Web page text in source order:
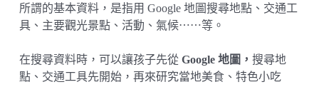
所謂的基本資料，是指用 Google 地圖搜尋地點、交通工
具、主要觀光景點、活動、氣候⋯⋯等。
在搜尋資料時，可以讓孩子先從 Google 地圖， 搜尋地
點、交通工具先開始，再來研究當地美食、特色小吃